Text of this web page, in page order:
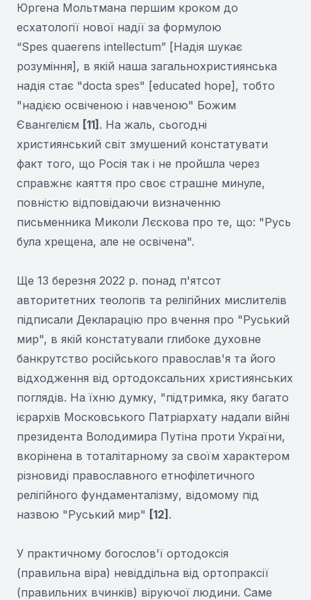
Юргена Мольтмана першим кроком до
есхатології нової надії за формулою
“Spes quaerens intellectum” [Надія шукає
розуміння], в якій наша загальнохристиянська
надія стає "docta spes" [educated hope], тобто
"надією освіченою і навченою" Божим
Євангелієм [11] . На жаль, сьогодні
християнський світ змушений констатувати
факт того, що Росія так і не пройшла через
справжнє каяття про своє страшне минуле,
повністю відповідаючи визначенню
письменника Миколи Лєскова про те, що: "Русь
була хрещена, але не освічена".
Ще 13 березня 2022 р. понад п'ятсот
авторитетних теологів та релігійних мислителів
підписали Декларацію про вчення про "Руський
мир", в якій констатували глибоке духовне
банкрутство російського православ'я та його
відходження від ортодоксальних християнських
поглядів. На їхню думку, "підтримка, яку багато
ієрархів Московського Патріархату надали війні
президента Володимира Путіна проти України,
вкорінена в тоталітарному за своїм характером
різновиді православного етнофілетичного
релігійного фундаменталізму, відомому під
назвою "Руський мир" [12] .
У практичному богослов'ї ортодоксія
(правильна віра) невіддільна від ортопраксії
(правильних вчинків) віруючої людини. Саме